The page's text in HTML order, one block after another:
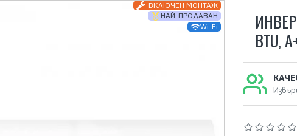
ВКЛЮЧЕН МОНТАЖ
Wi-Fi
НАЙ-ПРОДАВАН
BTU,